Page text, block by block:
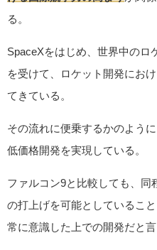
る。
SpaceXをはじめ、世界中のロ
を受けて、ロケット開発にお
てきている。
その流れに便乗するかのよう
低価格開発を実現している。
ファルコン9と比較しても、同
の打上げを可能としているこ
常に意識した上での開発だと